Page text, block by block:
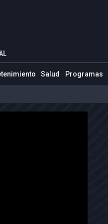
Salud Programas
de las FARC